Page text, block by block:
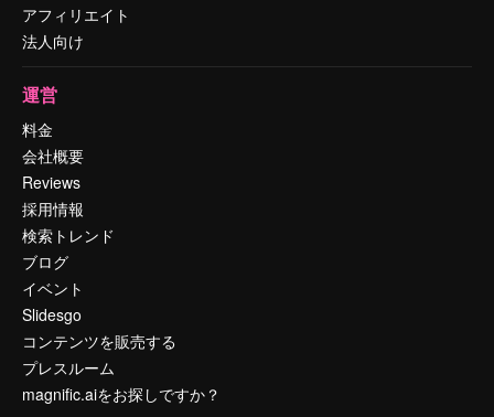
アフィリエイト
法人向け
運営
料金
会社概要
Reviews
採用情報
検索トレンド
ブログ
イベント
Slidesgo
コンテンツを販売する
プレスルーム
magnific.aiをお探しですか？